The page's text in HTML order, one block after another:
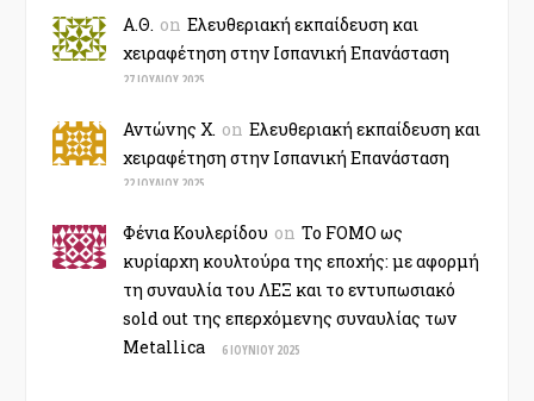
Α.Θ. on Ελευθεριακή εκπαίδευση και
χειραφέτηση στην Ισπανική Επανάσταση
27 ΙΟΥΛΊΟΥ 2025
Αντώνης Χ. on Ελευθεριακή εκπαίδευση και
χειραφέτηση στην Ισπανική Επανάσταση
22 ΙΟΥΛΊΟΥ 2025
Φένια Κουλερίδου on Το FOMO ως
κυρίαρχη κουλτούρα της εποχής: με αφορμή
τη συναυλία του ΛΕΞ και το εντυπωσιακό
sold out της επερχόμενης συναυλίας των
Metallica
6 ΙΟΥΝΊΟΥ 2025